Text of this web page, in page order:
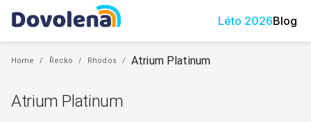
Léto 2026Blog
Home / Řecko / Rhodos / Atrium Platinum
Atrium Platinum